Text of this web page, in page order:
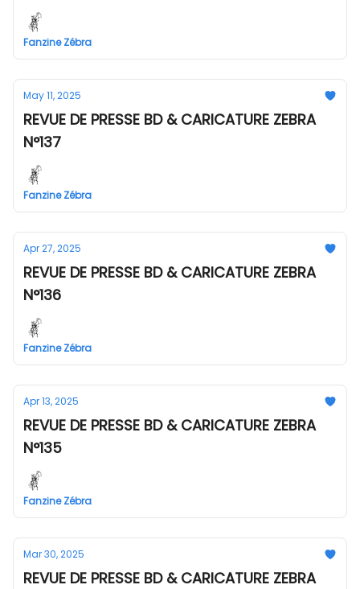
Fanzine Zébra
May 11, 2025
REVUE DE PRESSE BD & CARICATURE ZEBRA
N°137
Fanzine Zébra
Apr 27, 2025
REVUE DE PRESSE BD & CARICATURE ZEBRA
N°136
Fanzine Zébra
Apr 13, 2025
REVUE DE PRESSE BD & CARICATURE ZEBRA
N°135
Fanzine Zébra
Mar 30, 2025
REVUE DE PRESSE BD & CARICATURE ZEBRA